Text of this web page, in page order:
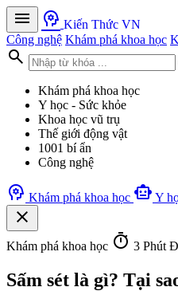
menu psychology Kiến Thức VN
Công nghệ Khám phá khoa học
search
Khám phá khoa học
Y học - Sức khỏe
Khoa học vũ trụ
Thế giới động vật
1001 bí ẩn
Công nghệ
psychology Khám phá khoa học smart_toy Y
close
Khám phá khoa học timer 3 Phút
Sấm sét là gì? Tại